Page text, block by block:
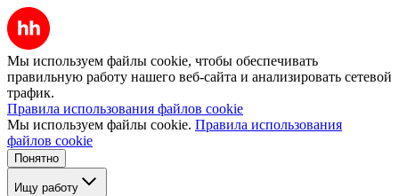
Мы используем файлы cookie, чтобы обеспечивать
правильную работу нашего веб-сайта и анализировать сетевой
трафик.
Правила использования файлов cookie
Мы используем файлы cookie. Правила использования
файлов cookie
Понятно
Ищу работу